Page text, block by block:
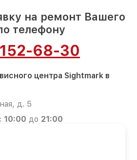
на ремонт Вашего
телефону
68-30
центра Sightmark в
д. 5
10:00 до 21:00